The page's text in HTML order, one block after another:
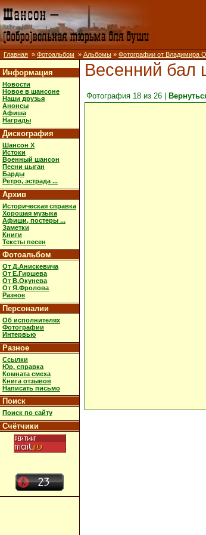
Главная » Фотоальбом » Альбомы » Фотографии от Владимира
Информация
Новости
Новое в шансоне
Наши друзья
Анонсы
Афиша
Награды
Дискография
Шансон X
Истоки
Военный шансон
Песни цыган
Барды
Ретро, эстрада ...
Архив
Историческая справка
Хорошая музыка
Афиши, постеры ...
Заметки
Книги
Тексты песен
Фотоальбом
От Д.Анискевича
От Е.Гиршева
От В.Окунева
От Я.Фролова
Разное
Персоналии
Об исполнителях
Фотографии
Интервью
Разное
Ссылки
Юр. справка
Комната смеха
Книга отзывов
Написать письмо
Поиск
Поиск по сайту
Счётчики
Весенний бал
Фотография 18 из 26 |